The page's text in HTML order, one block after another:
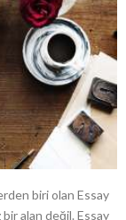
biri olan Essay
bir alan değil. Essay